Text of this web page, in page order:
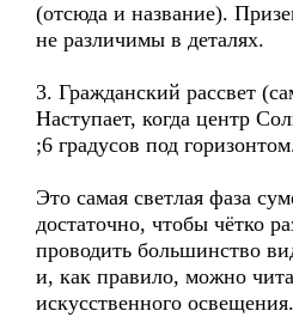
(отсюда и название).
не различимы в деталях.
3. Гражданский рассвет
Наступает, когда центр
;6 градусов под
Это самая светлая фаза
достаточно, чтобы чётко
проводить большинство
и, как правило, можно
искусственного освещения.